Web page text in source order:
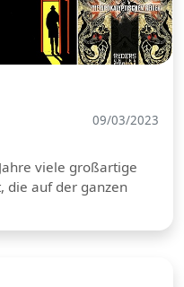
09/03/2023
viele großartige
die auf der ganzen